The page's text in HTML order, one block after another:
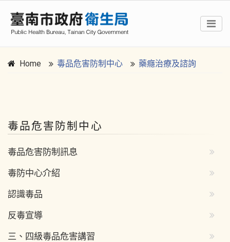
Home 毒品危害防制中心 藥癮治療及諮詢
毒品危害防制中心
毒品危害防制訊息
毒防中心介紹
認識毒品
反毒宣導
三、四級毒品危害講習